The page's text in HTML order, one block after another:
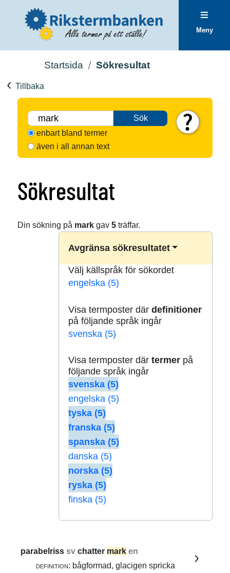
Meny
Startsida Sökresultat
Tillbaka
Sök
enbart bland termer
även i all annan text
Sökresultat
Din sökning på markgav 5träffar.
Avgränsa sökresultatet
Välj källspråk för sökordet
engelska (5)
Visa termposter där definitioner
på följande språk ingår
svenska (5)
Visa termposter där termerpå
följande språk ingår
svenska (5)
engelska (5)
tyska (5)
franska (5)
spanska (5)
danska (5)
norska (5)
ryska (5)
finska (5)
parabelrisssvchatter mark en
definition: bågformad, glacigen spricka